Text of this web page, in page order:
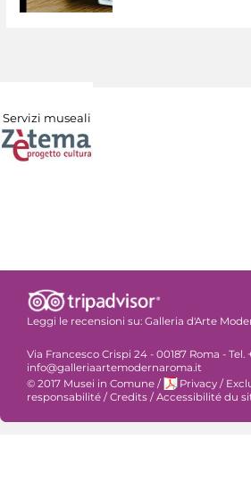
Servizi museali
Leggi le recensioni su: Galleria d'Arte
Via Francesco Crispi 24 - 00187 Roma - Tel.
info@galleriaartemodernaroma.it
© 2017 Musei in Comune / Privacy /
responsabilité / Credits / Accessibilité du